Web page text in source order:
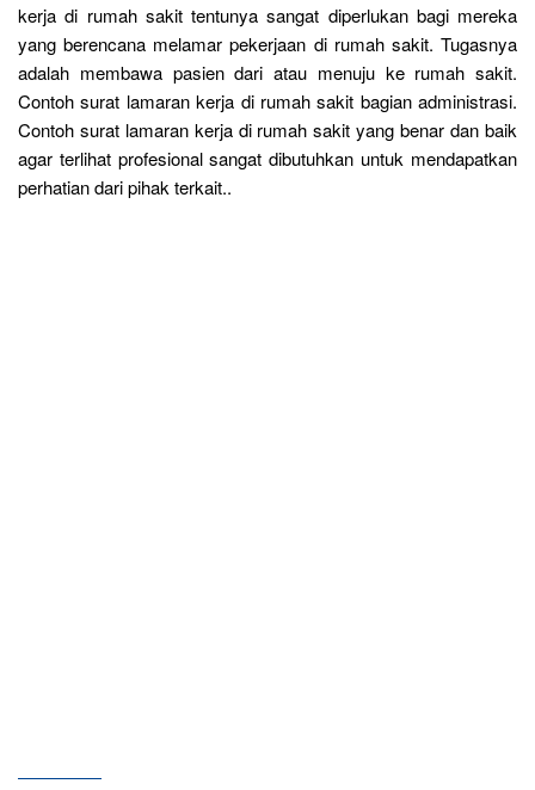
kerja di rumah sakit tentunya sangat diperlukan bagi mereka
yang berencana melamar pekerjaan di rumah sakit. Tugasnya
adalah membawa pasien dari atau menuju ke rumah sakit.
Contoh surat lamaran kerja di rumah sakit bagian administrasi.
Contoh surat lamaran kerja di rumah sakit yang benar dan baik
agar terlihat profesional sangat dibutuhkan untuk mendapatkan
perhatian dari pihak terkait..